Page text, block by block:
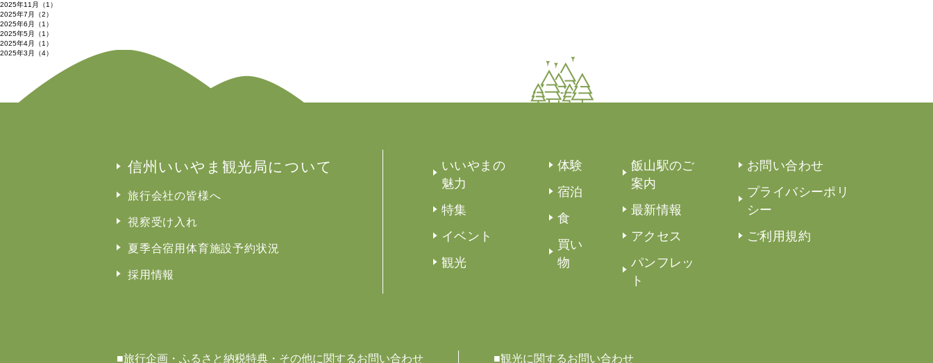
2025年11月（1）
2025年7月（2）
2025年6月（1）
2025年5月（1）
2025年4月（1）
2025年3月（4）
信州いいやま観光局について
旅行会社の皆様へ
視察受け入れ
夏季合宿用体育施設予約状況
採用情報
いいやまの
魅力
特集
イベント
観光
体験
宿泊
食
買い
物
飯山駅のご
案内
最新情報
アクセス
パンフレッ
ト
お問い合わせ
プライバシーポリ
シー
ご利用規約
■旅行企画・ふるさと納税特典・その他に関するお問い合わせ ■観光に関するお問い合わせ